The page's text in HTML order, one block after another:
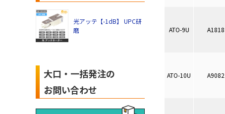
光アッテ【-1dB】 UPC研
磨
大口・一括発注の
お問い合わせ
ATO-9U A1818
ATO-10U A9082